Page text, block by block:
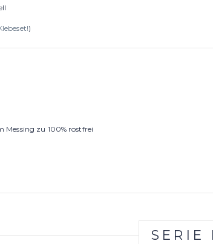
)
Messing zu 100% rostfrei
SERIE